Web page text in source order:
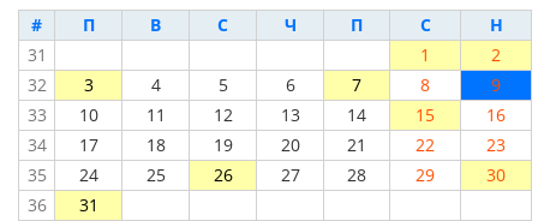
# П В С Ч П С
Н
31
1
2
32
3 4 5 6 7 8
9
33
10 11 12 13 14 15
16
34
17 18 19 20 21 22
23
35
24 25 26 27 28 29
30
36
31